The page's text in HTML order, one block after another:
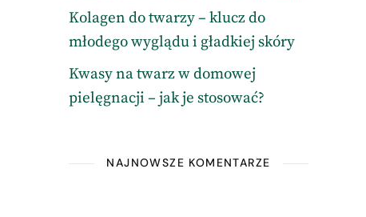
Kolagen do twarzy – klucz do
młodego wyglądu i gładkiej skóry
Kwasy na twarz w domowej
pielęgnacji – jak je stosować?
NAJNOWSZE KOMENTARZE